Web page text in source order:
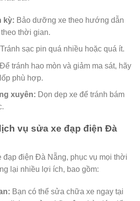
kỳ: Bảo dưỡng xe theo hướng dẫn
thời gian.
Tránh sạc pin quá nhiều hoặc quá ít.
Để tránh hao mòn và giảm ma sát, hãy
phù hợp.
xuyên: Dọn dẹp xe để tránh bám
vụ sửa xe đạp điện Đà
đạp điện Đà Nẵng, phục vụ mọi thời
lại nhiều lợi ích, bao gồm:
Bạn có thể sửa chữa xe ngay tại